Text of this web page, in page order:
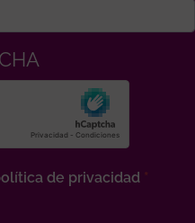
de privacidad